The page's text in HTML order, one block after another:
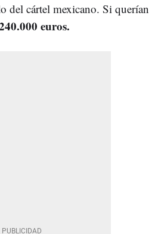
del cártel mexicano. Si querían
euros.